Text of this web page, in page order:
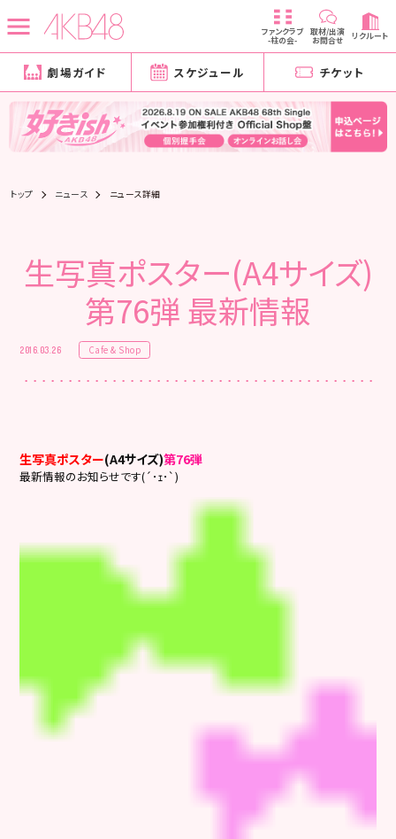
ファンクラブ
-柱の会-
取材/出演
お問合せ リクルート
劇場ガイド スケジュール チケット
トップ ニュース ニュース詳細
生写真ポスター(A4サイズ)
第76弾 最新情報
2016.03.26 Cafe & Shop
生写真ポスター(A4サイズ)第76弾
最新情報のお知らせです(´･ｪ･`)